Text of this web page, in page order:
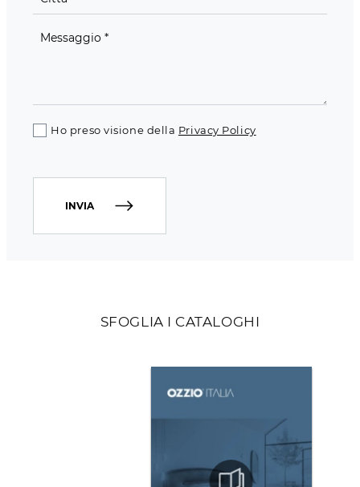
SFOGLIA I CATALOGHI
Ho preso visione della Privacy Policy
INVIA